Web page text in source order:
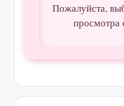
Пожалуйста,
просмотра